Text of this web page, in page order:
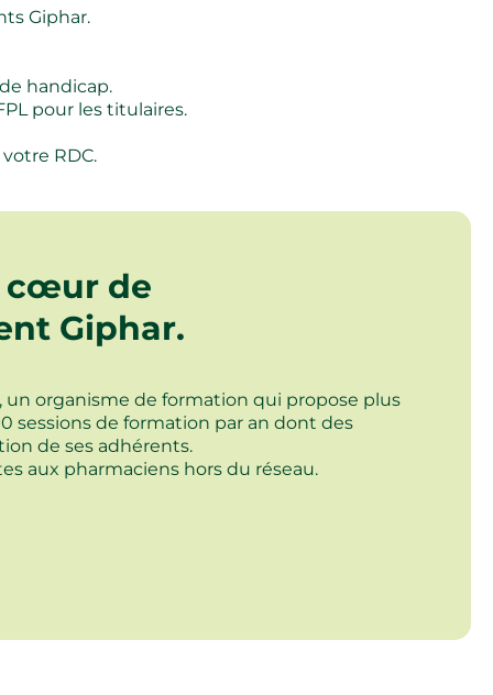
Giphar.
handicap.
pour les titulaires.
RDC.
cœur de
Giphar.
un organisme de formation qui propose plus
sessions de formation par an dont des
de ses adhérents.
aux pharmaciens hors du réseau.